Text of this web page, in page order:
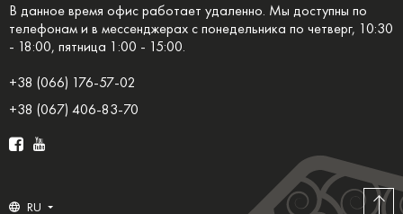
В данное время офис работает удаленно. Мы доступны по
телефонам и в мессенджерах с понедельника по четверг, 10:30
- 18:00, пятница 1:00 - 15:00.
+38 (066) 176-57-02
+38 (067) 406-83-70
RU